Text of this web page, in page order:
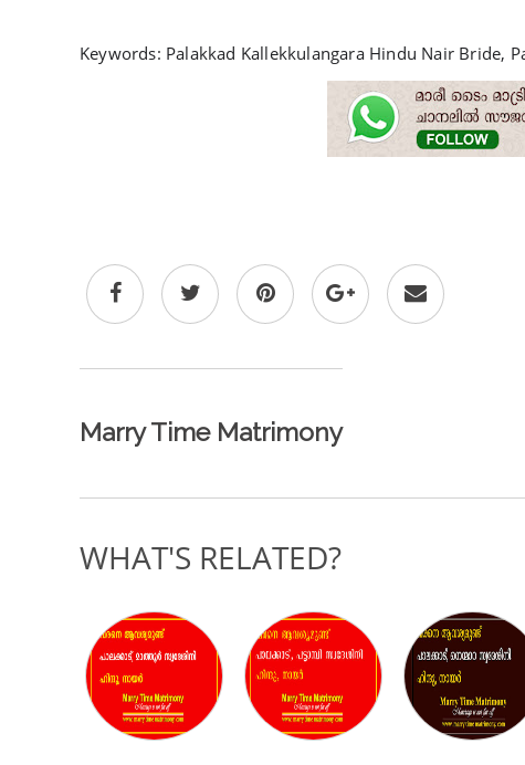
Keywords: Palakkad Kallekkulangara Hindu Nair Bride,
Marry Time Matrimony
WHAT'S RELATED?